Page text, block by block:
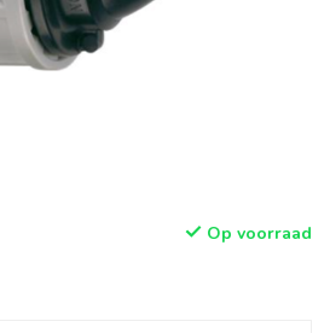
Op voorraad